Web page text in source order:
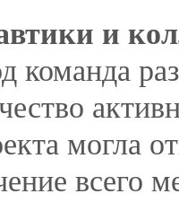
и
команда
могла
всего